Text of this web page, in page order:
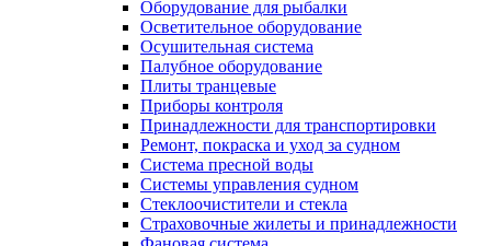
Оборудование для рыбалки
Осветительное оборудование
Осушительная система
Палубное оборудование
Плиты транцевые
Приборы контроля
Принадлежности для транспортировки
Ремонт, покраска и уход за судном
Система пресной воды
Системы управления судном
Стеклоочистители и стекла
Страховочные жилеты и принадлежности